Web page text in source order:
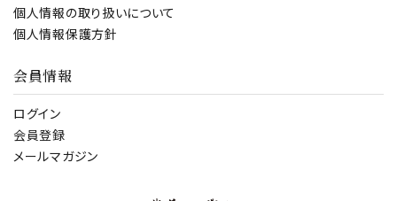
個人情報の取り扱いについて
個人情報保護方針
会員情報
ログイン
会員登録
メールマガジン